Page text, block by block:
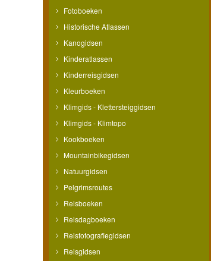
Fotoboeken
Historische Atlassen
Kanogidsen
Kinderatlassen
Kinderreisgidsen
Kleurboeken
Klimgids - Klettersteiggidsen
Klimgids - Klimtopo
Kookboeken
Mountainbikegidsen
Natuurgidsen
Pelgrimsroutes
Reisboeken
Reisdagboeken
Reisfotografiegidsen
Reisgidsen